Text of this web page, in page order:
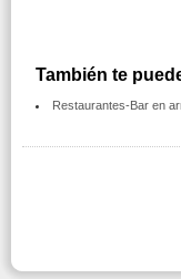
También te
Restaurantes-Bar en